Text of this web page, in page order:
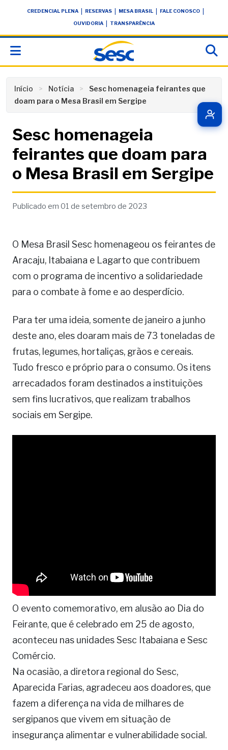
conteúdoCREDENCIAL PLENA RESERVAS MESA BRASIL FALE CONOSCO
OUVIDORIA TRANSPARÊNCIA
Início Notícia
Sesc homenageia feirantes que
doam para o Mesa Brasil em Sergipe
Sesc homenageia
feirantes que doam para
o Mesa Brasil em Sergipe
Publicado em 01 de setembro de 2023
O Mesa Brasil Sesc homenageou os feirantes de
Aracaju, Itabaiana e Lagarto que contribuem
com o programa de incentivo a solidariedade
para o combate à fome e ao desperdício.
Para ter uma ideia, somente de janeiro a junho
deste ano, eles doaram mais de 73 toneladas de
frutas, legumes, hortaliças, grãos e cereais.
Tudo fresco e próprio para o consumo. Os itens
arrecadados foram destinados a instituições
sem fins lucrativos, que realizam trabalhos
sociais em Sergipe.
O evento comemorativo, em alusão ao Dia do
Feirante, que é celebrado em 25 de agosto,
aconteceu nas unidades Sesc Itabaiana e Sesc
Comércio.
Na ocasião, a diretora regional do Sesc,
Aparecida Farias, agradeceu aos doadores, que
fazem a diferença na vida de milhares de
sergipanos que vivem em situação de
insegurança alimentar e vulnerabilidade social.